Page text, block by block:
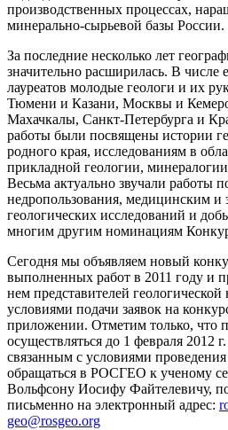
производственных процессах,
минерально-сырьевой базы России.
За последние несколько лет
значительно расширилась. В числе
лауреатов молодые геологи и их
Тюмени и Казани, Москвы и
Махачкалы, Санкт-Петербурга и
работы были посвящены истории
родного края, исследованиям в
прикладной геологии,
Весьма актуально звучали работы
недропользования, медицинским и
геологических исследований и
многим другим номинациям
Сегодня мы объявляем новый
выполненных работ в 2011 году и
нем представителей
условиями подачи заявок на
приложении. Отметим только, что
осуществляться до 1 февраля 2012
связанным с условиями
обращаться в РОСГЕО к ученому
Вольфсону Иосифу Файтелевичу,
письменно на электронный адрес:
geo@rosgeo.org